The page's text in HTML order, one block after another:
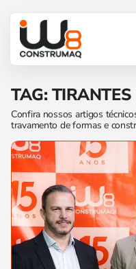
TAG:
Confira nossos artigos
travamento de formas e